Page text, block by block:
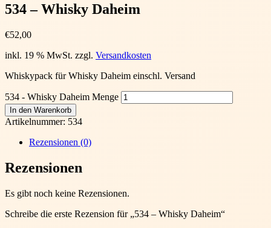
534 – Whisky Daheim
€52,00
inkl. 19 % MwSt. zzgl. Versandkosten
Whiskypack für Whisky Daheim einschl. Versand
534 - Whisky Daheim Menge
In den Warenkorb
Artikelnummer: 534
Rezensionen (0)
Rezensionen
Es gibt noch keine Rezensionen.
Schreibe die erste Rezension für „534 – Whisky Daheim“